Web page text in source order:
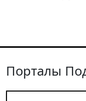
Порталы